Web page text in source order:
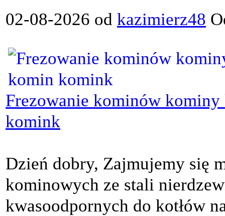
02-08-2026 od kazimierz48
Frezowanie kominów
komink
Dzień dobry, Zajmujemy się
kominowych ze stali
kwasoodpornych do kotłów